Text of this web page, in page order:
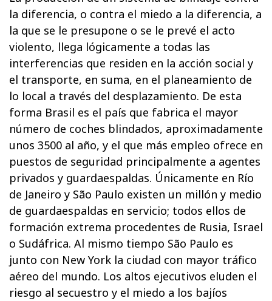
la diferencia, o contra el miedo a la diferencia, a
la que se le presupone o se le prevé el acto
violento, llega lógicamente a todas las
interferencias que residen en la acción social y
el transporte, en suma, en el planeamiento de
lo local a través del desplazamiento. De esta
forma Brasil es el país que fabrica el mayor
número de coches blindados, aproximadamente
unos 3500 al año, y el que más empleo ofrece en
puestos de seguridad principalmente a agentes
privados y guardaespaldas. Únicamente en Río
de Janeiro y São Paulo existen un millón y medio
de guardaespaldas en servicio; todos ellos de
formación extrema procedentes de Rusia, Israel
o Sudáfrica. Al mismo tiempo São Paulo es
junto con New York la ciudad con mayor tráfico
aéreo del mundo. Los altos ejecutivos eluden el
riesgo al secuestro y el miedo a los bajíos